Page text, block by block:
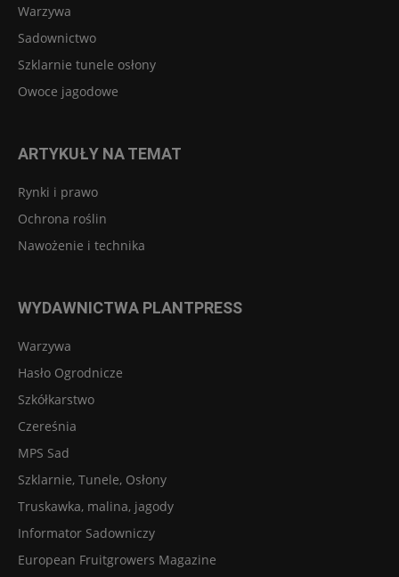
Warzywa
Sadownictwo
Szklarnie tunele osłony
Owoce jagodowe
ARTYKUŁY NA TEMAT
Rynki i prawo
Ochrona roślin
Nawożenie i technika
WYDAWNICTWA PLANTPRESS
Warzywa
Hasło Ogrodnicze
Szkółkarstwo
Czereśnia
MPS Sad
Szklarnie, Tunele, Osłony
Truskawka, malina, jagody
Informator Sadowniczy
European Fruitgrowers Magazine